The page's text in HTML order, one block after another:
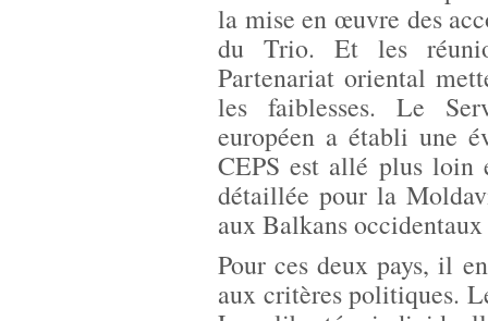
la mise en œuvre des
du Trio. Et les
Partenariat oriental
les faiblesses. Le
européen a établi une
CEPS est allé plus loin
détaillée pour la
aux Balkans occidentaux
Pour ces deux pays, il
aux critères politiques.